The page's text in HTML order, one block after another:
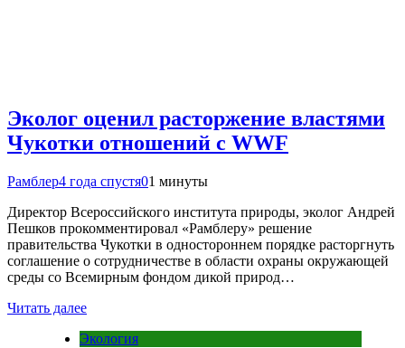
Эколог оценил расторжение властями
Чукотки отношений с WWF
Рамблер4 года спустя01 минуты
Директор Всероссийского института природы, эколог Андрей
Пешков прокомментировал «Рамблеру» решение
правительства Чукотки в одностороннем порядке расторгнуть
соглашение о сотрудничестве в области охраны окружающей
среды со Всемирным фондом дикой природ…
Читать далее
Экология